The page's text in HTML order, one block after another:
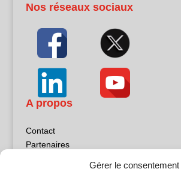
Gérer le consentement
Nos réseaux sociaux
A propos
Contact
Partenaires